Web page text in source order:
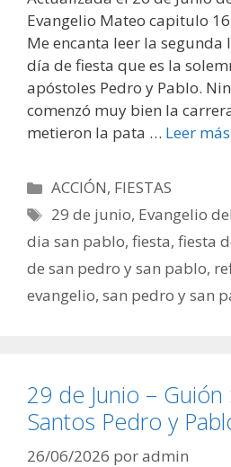
Evangelio Mateo capitulo
Me encanta leer la segunda
día de fiesta que es la
apóstoles Pedro y Pablo.
comenzó muy bien la
metieron la pata … Leer más
Categorías
ACCIÓN, FIESTAS
Etiquetas
29 de junio, Evangelio
dia san pablo, fiesta, fiesta
de san pedro y san pablo,
evangelio, san pedro y san
29 de Junio –
Santos Pedro y
26/06/2026 poradmin